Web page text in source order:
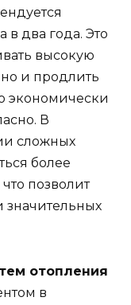
в два года. Это
высокую
и продлить
экономически
В
сложных
более
позволит
значительных
отопления
в